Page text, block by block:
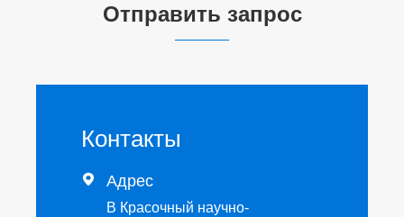
Отправить запрос
Контакты
 Адрес
B Красочный научно-